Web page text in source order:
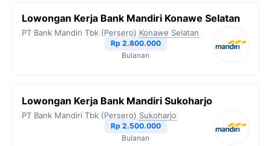
Lowongan Kerja Bank Mandiri Konawe Selatan
PT Bank Mandiri Tbk (Persero) Konawe Selatan
Rp 2.800.000
Bulanan
Lowongan Kerja Bank Mandiri Sukoharjo
PT Bank Mandiri Tbk (Persero) Sukoharjo
Rp 2.500.000
Bulanan